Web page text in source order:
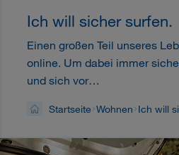
Ich will sicher surfen.
Einen großen Teil unseres
online. Um dabei immer
und sich vor…
Startseite Wohnen Ich will